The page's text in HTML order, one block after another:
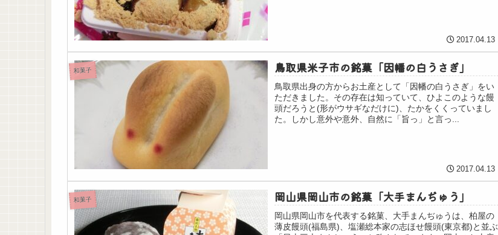
2017.04.13
和菓子 鳥取県米子市の銘菓「因幡の白うさぎ」
鳥取県出身の方からお土産として「因幡の白うさぎ」をい
ただきました。その存在は知っていて、ひよこのような饅
頭だろうと(形がウサギなだけに)、たかをくくっていまし
た。しかし意外や意外、自然に「旨っ」と言っ...
2017.04.13
和菓子 岡山県岡山市の銘菓「大手まんぢゅう」
岡山県岡山市を代表する銘菓、大手まんぢゅうは、柏屋の
薄皮饅頭(福島県)、塩瀬総本家の志ほせ饅頭(東京都)と並ぶ